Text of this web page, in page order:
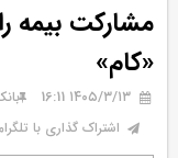
مشارکت بیمه
«کام»
۱۴۰۵/۳/۱۳ 16:11
اشتراک گذاری با